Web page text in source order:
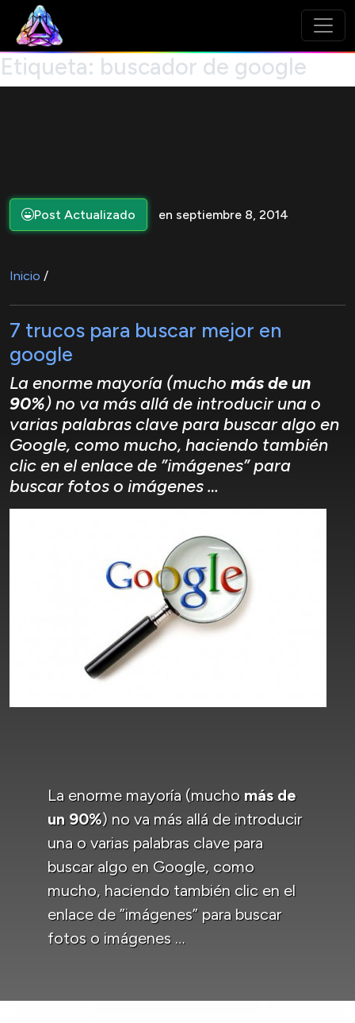
Etiqueta: buscador de google
Post Actualizado en septiembre 8, 2014
Inicio /
7 trucos para buscar mejor en
google
La enorme mayoría (mucho más de un
90%) no va más allá de introducir una o
varias palabras clave para buscar algo en
Google, como mucho, haciendo también
clic en el enlace de ”imágenes” para
buscar fotos o imágenes …
La enorme mayoría (mucho más de
un 90%) no va más allá de introducir
una o varias palabras clave para
buscar algo en Google, como
mucho, haciendo también clic en el
enlace de ”imágenes” para buscar
fotos o imágenes …